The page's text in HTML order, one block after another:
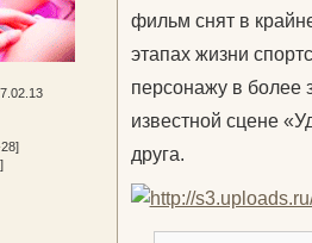
фильм снят в
этапах жизни
персонажу в более
известной сцене
друга.